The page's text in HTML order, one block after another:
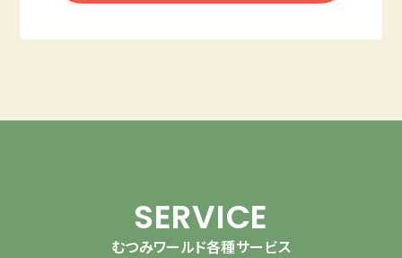
SERVICE
むつみワールド各種サービス